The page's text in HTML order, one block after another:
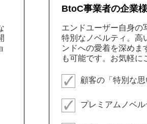
BtoC事業者の企業様
エンドユーザー自身の
特別なノベルティ。高
ンドへの愛着を深め
も可能です。お気軽に
顧客の「特別な
プレミアムノベ